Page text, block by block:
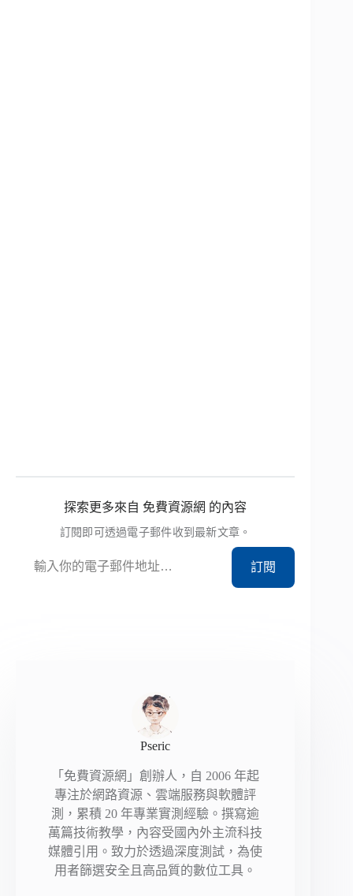
探索更多來自 免費資源網 的內容
訂閱即可透過電子郵件收到最新文章。
訂閱
Pseric
「免費資源網」創辦人，自 2006 年起
專注於網路資源、雲端服務與軟體評
測，累積 20 年專業實測經驗。撰寫逾
萬篇技術教學，內容受國內外主流科技
媒體引用。致力於透過深度測試，為使
用者篩選安全且高品質的數位工具。